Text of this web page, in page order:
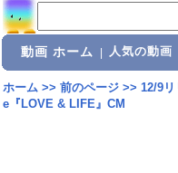
動画 ホーム 人気の動画
ホーム>> 前のページ>> 12/9
e『LOVE & LIFE』CM